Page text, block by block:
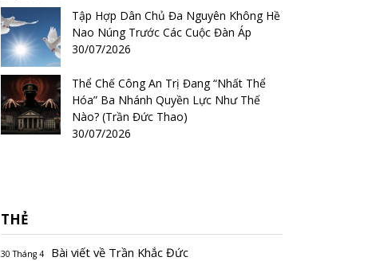
Tập Hợp Dân Chủ Đa Nguyên Không Hề
Nao Núng Trước Các Cuộc Đàn Áp
30/07/2026
Thể Chế Công An Trị Đang “Nhất Thể
Hóa” Ba Nhánh Quyền Lực Như Thế
Nào? (Trần Đức Thao)
30/07/2026
THẺ
30 Tháng 4 Bài viết về Trần Khắc Đức